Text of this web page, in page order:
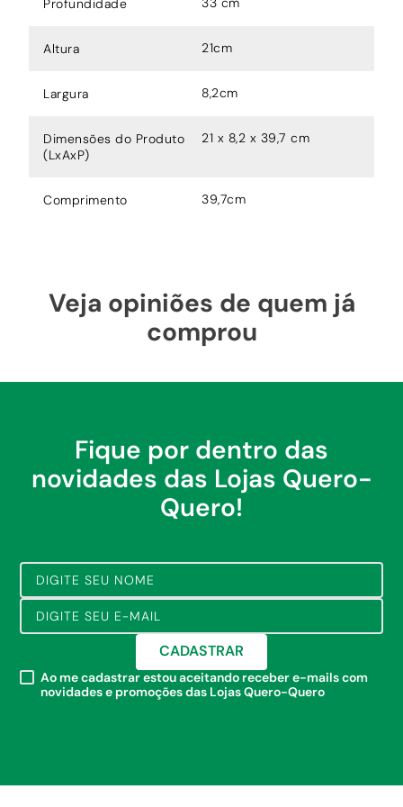
Profundidade
Altura 21cm
Largura 8,2cm
Dimensões do Produto
(LxAxP)
21 x 8,2 x 39,7 cm
Comprimento 39,7cm
Veja opiniões de quem já
comprou
Fique por dentro das
novidades das Lojas Quero-
Quero!
CADASTRAR
Ao me cadastrar estou aceitando receber e-mails com
novidades e promoções das Lojas Quero-Quero